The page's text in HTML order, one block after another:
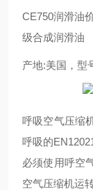
CE750润滑油
级合成润滑油
产地:美国，型
呼吸空气压缩
呼吸的
必须使用呼空
空气压缩机运